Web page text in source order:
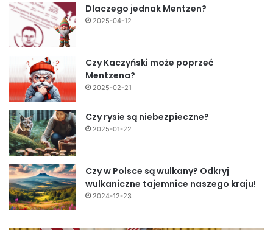
Dlaczego jednak Mentzen?
2025-04-12
Czy Kaczyński może poprzeć
Mentzena?
2025-02-21
Czy rysie są niebezpieczne?
2025-01-22
Czy w Polsce są wulkany? Odkryj
wulkaniczne tajemnice naszego kraju!
2024-12-23